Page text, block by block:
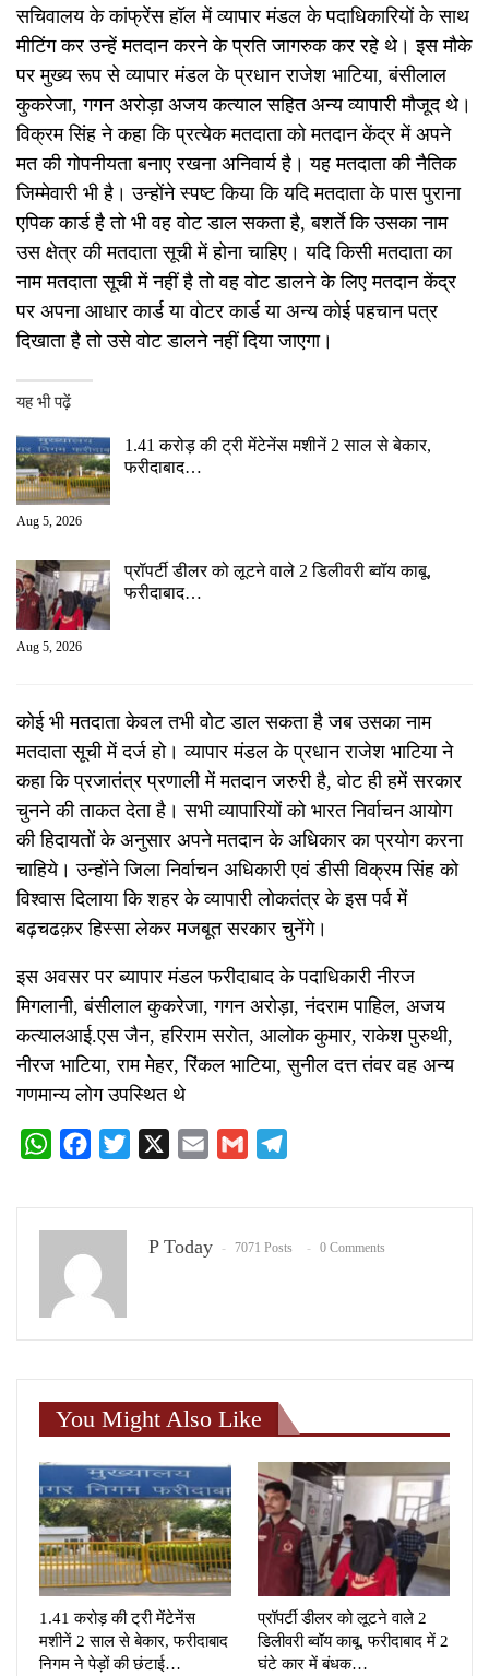
सचिवालय के कांफ्रेंस हॉल में व्यापार मंडल के पदाधिकारियों के साथ
मीटिंग कर उन्हें मतदान करने के प्रति जागरुक कर रहे थे। इस मौके
पर मुख्य रूप से व्यापार मंडल के प्रधान राजेश भाटिया, बंसीलाल
कुकरेजा, गगन अरोड़ा अजय कत्याल सहित अन्य व्यापारी मौजूद थे।
विक्रम सिंह ने कहा कि प्रत्येक मतदाता को मतदान केंद्र में अपने
मत की गोपनीयता बनाए रखना अनिवार्य है। यह मतदाता की नैतिक
जिम्मेवारी भी है। उन्होंने स्पष्ट किया कि यदि मतदाता के पास पुराना
एपिक कार्ड है तो भी वह वोट डाल सकता है, बशर्ते कि उसका नाम
उस क्षेत्र की मतदाता सूची में होना चाहिए। यदि किसी मतदाता का
नाम मतदाता सूची में नहीं है तो वह वोट डालने के लिए मतदान केंद्र
पर अपना आधार कार्ड या वोटर कार्ड या अन्य कोई पहचान पत्र
दिखाता है तो उसे वोट डालने नहीं दिया जाएगा।
यह भी पढ़ें
1.41 करोड़ की ट्री मेंटेनेंस मशीनें 2 साल से बेकार,
फरीदाबाद…
Aug 5, 2026
प्रॉपर्टी डीलर को लूटने वाले 2 डिलीवरी ब्वॉय काबू,
फरीदाबाद…
Aug 5, 2026
कोई भी मतदाता केवल तभी वोट डाल सकता है जब उसका नाम
मतदाता सूची में दर्ज हो। व्यापार मंडल के प्रधान राजेश भाटिया ने
कहा कि प्रजातंत्र प्रणाली में मतदान जरुरी है, वोट ही हमें सरकार
चुनने की ताकत देता है। सभी व्यापारियों को भारत निर्वाचन आयोग
की हिदायतों के अनुसार अपने मतदान के अधिकार का प्रयोग करना
चाहिये। उन्होंने जिला निर्वाचन अधिकारी एवं डीसी विक्रम सिंह को
विश्वास दिलाया कि शहर के व्यापारी लोकतंत्र के इस पर्व में
बढ़चढक़र हिस्सा लेकर मजबूत सरकार चुनेंगे।
इस अवसर पर ब्यापार मंडल फरीदाबाद के पदाधिकारी नीरज
मिगलानी, बंसीलाल कुकरेजा, गगन अरोड़ा, नंदराम पाहिल, अजय
कत्यालआई.एस जैन, हरिराम सरोत, आलोक कुमार, राकेश पुरुथी,
नीरज भाटिया, राम मेहर, रिंकल भाटिया, सुनील दत्त तंवर वह अन्य
गणमान्य लोग उपस्थित थे
WhatsAppFacebook
Twitter Email Gmail
P Today 7071 Posts 0 Comments
You Might Also Like
1.41 करोड़ की ट्री मेंटेनेंस
मशीनें 2 साल से बेकार, फरीदाबाद
निगम ने पेड़ों की छंटाई…
प्रॉपर्टी डीलर को लूटने वाले 2
डिलीवरी ब्वॉय काबू, फरीदाबाद में 2
घंटे कार में बंधक…